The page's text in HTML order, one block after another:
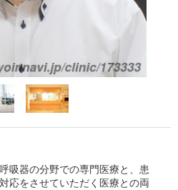
吸器の分野での専門医療と、患
応をさせていただく医療との両